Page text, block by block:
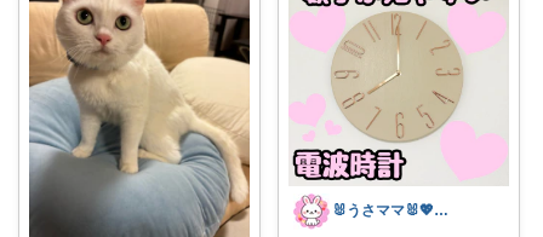
🐰うさママ🐰💖キッズ・ママの日常✨